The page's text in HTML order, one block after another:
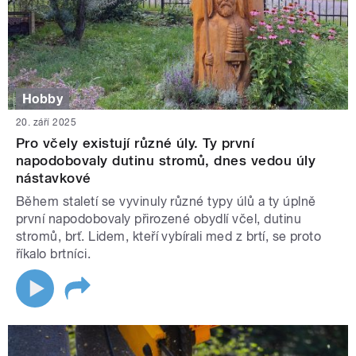
Hobby
20. září 2025
Pro včely existují různé úly. Ty první
napodobovaly dutinu stromů, dnes vedou úly
nástavkové
Během staletí se vyvinuly různé typy úlů a ty úplně
první napodobovaly přirozené obydlí včel, dutinu
stromů, brť. Lidem, kteří vybírali med z brtí, se proto
říkalo brtníci.